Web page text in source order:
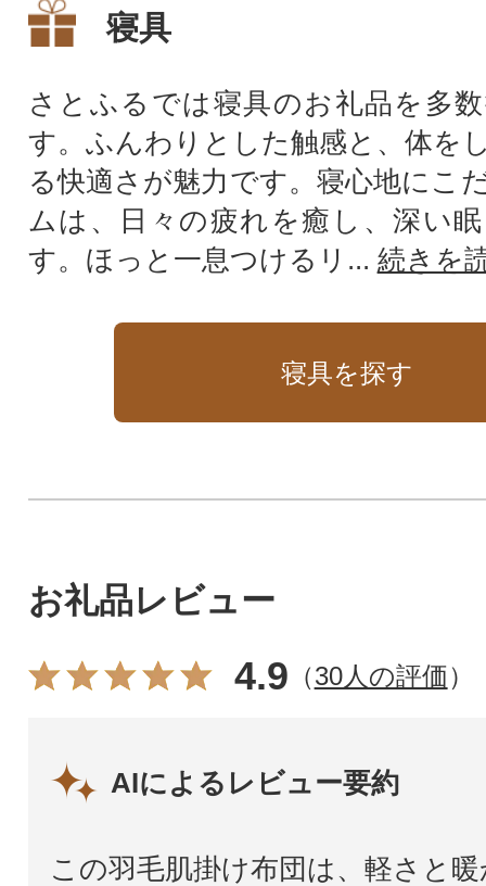
寝具
さとふるでは寝具のお礼品を多
す。ふんわりとした触感と、体を
る快適さが魅力です。寝心地にこ
ムは、日々の疲れを癒し、深い
す。ほっと一息つけるリ... 続きを
寝具を探す
お礼品レビュー
4.9 （30人の評価）
AIによるレビュー要約
この羽毛肌掛け布団は、軽さと